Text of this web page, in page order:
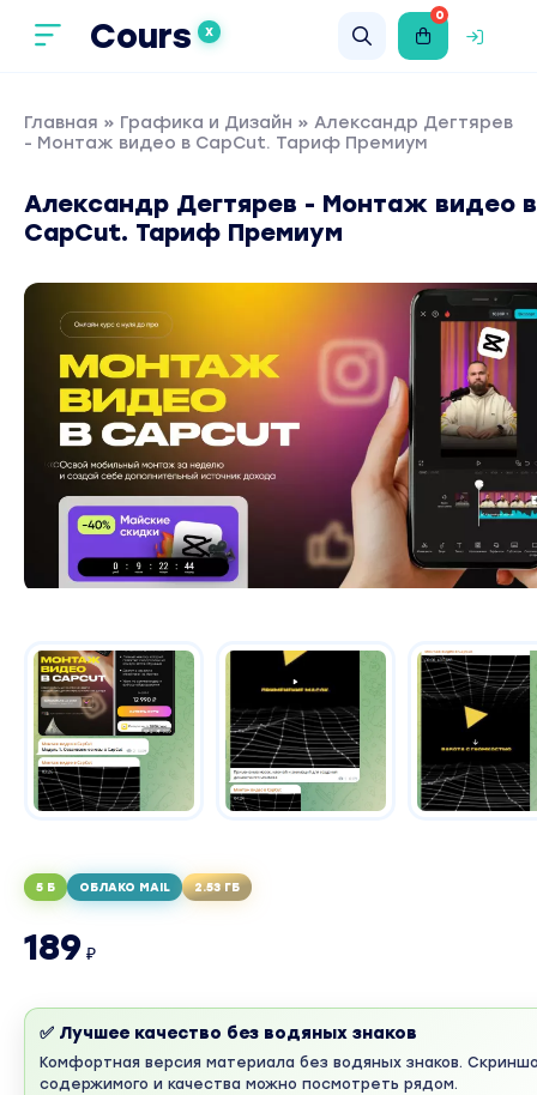
Cours X
0
Главная » Графика и Дизайн » Александр Дегтярев
- Монтаж видео в CapCut. Тариф Премиум
Александр Дегтярев - Монтаж видео в
CapCut. Тариф Премиум
5 Б ОБЛАКО MAIL 2.53 ГБ
189 ₽
✅ Лучшее качество без водяных знаков
Комфортная версия материала без водяных знаков.
содержимого и качества можно посмотреть рядом.